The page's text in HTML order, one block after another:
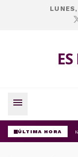
menu
ÚLTIMA HORA